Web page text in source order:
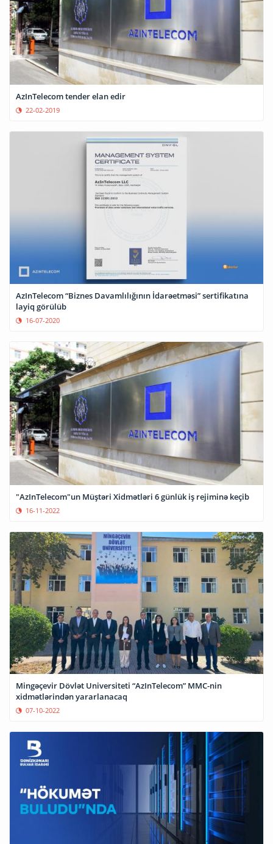
AzInTelecom tender elan edir
22-02-2019
AzInTelecom “Biznes Davamlılığının İdarəetməsi” sertifikatına
layiq görülüb
16-07-2020
"AzInTelecom"un Müştəri Xidmətləri 6 günlük iş rejiminə keçib
16-11-2022
Mingəçevir Dövlət Universiteti “AzInTelecom” MMC-nin
xidmətlərindən yararlanacaq
07-10-2022